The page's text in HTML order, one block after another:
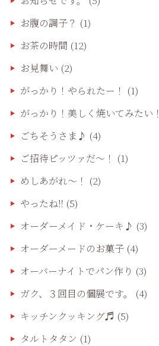
お腹の調子？ (1)
お茶の時間 (12)
お見舞い (2)
がっかり！やられたー！ (1)
がっかり！美しく焼いてみたい！
ごちそうさま♪ (4)
ご招待ピッツァだ〜！ (1)
めしあがれ～！ (2)
やったね‼️ (5)
オーダーメイド・ケーキ♪ (3)
オーダーメードのお菓子(4)
オーバーナイトでパン作り (3)
ガク、３回目の個展です。
(4)
キッチンクッキング♬ (5)
タルトタタン (1)